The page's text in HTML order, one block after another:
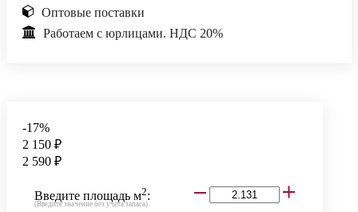
Оптовые поставки
Работаем с юрлицами. НДС 20%
-17%
2 150 ₽
2 590 ₽
Введите площадь м2:
(Введите значение без учета запаса)